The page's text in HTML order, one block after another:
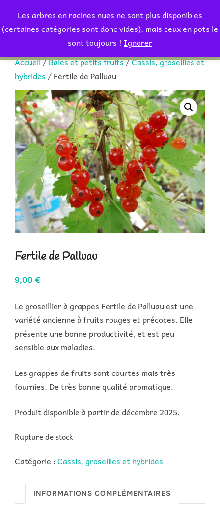
Les arbres en racines nues ne sont plus disponibles
(certaines catégories sont donc vides), mais ceux en pots le
sont toujours ! Ignorer
contenu
Rechercher :
Accueil/Baies et petits fruits/Cassis, groseilles et
hybrides / Fertile de Palluau
Fertile de Palluau
9,00 €
Le groseillier à grappes Fertile de Palluau est une
variété ancienne à fruits rouges et précoces. Elle
présente une bonne productivité, et est peu
sensible aux maladies.
Les grappes de fruits sont courtes mais très
fournies. De très bonne qualité aromatique.
Produit disponible à partir de décembre 2025.
Rupture de stock
Catégorie :Cassis, groseilles et hybrides
INFORMATIONS COMPLÉMENTAIRES